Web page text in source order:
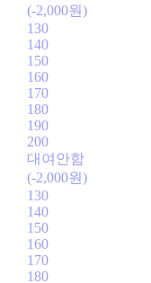
(-2,000원)
130
140
150
160
170
180
190
200
대여안함
(-2,000원)
130
140
150
160
170
180